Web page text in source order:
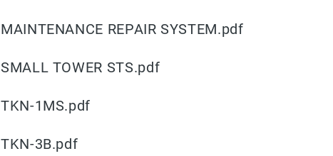
MAINTENANCE REPAIR SYSTEM.pdf
SMALL TOWER STS.pdf
TKN-1MS.pdf
TKN-3B.pdf